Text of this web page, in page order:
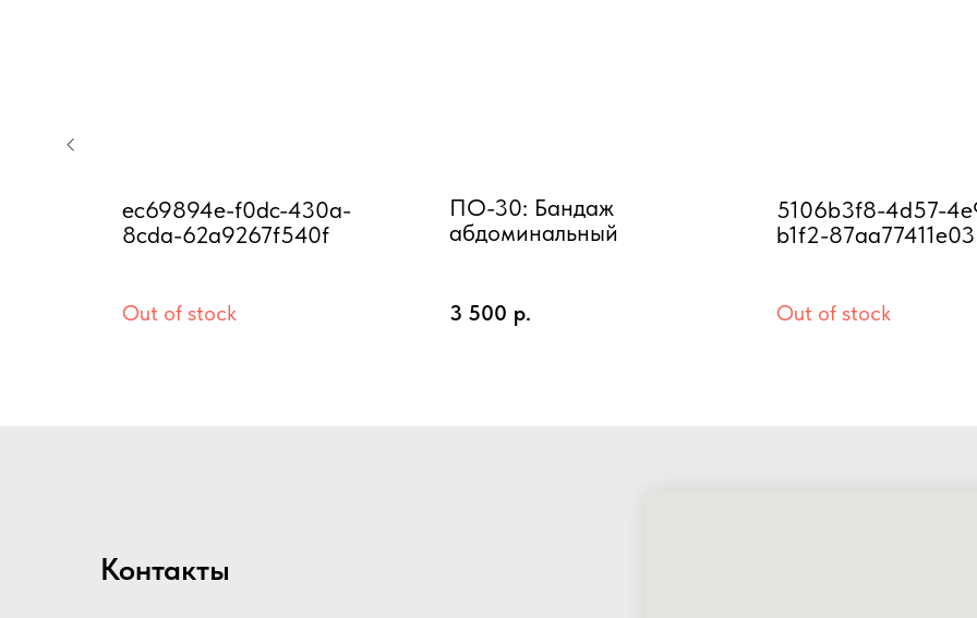
ec69894e-f0dc-430a-
8cda-62a9267f540f
Out of stock
ПО-30: Бандаж
абдоминальный
3 500 р.
5106b3f8-4d57-
b1f2-87aa77411e03
Out of stock
Контакты